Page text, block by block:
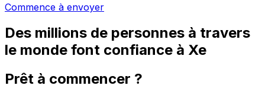
Commence à envoyer
Des millions de personnes à travers
le monde font confiance à Xe
Prêt à commencer ?